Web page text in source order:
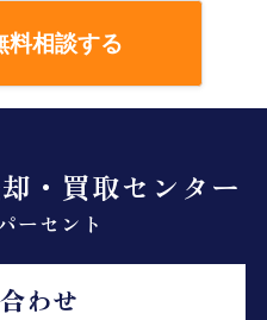
料相談する
・買取センター
ーセント
わせ